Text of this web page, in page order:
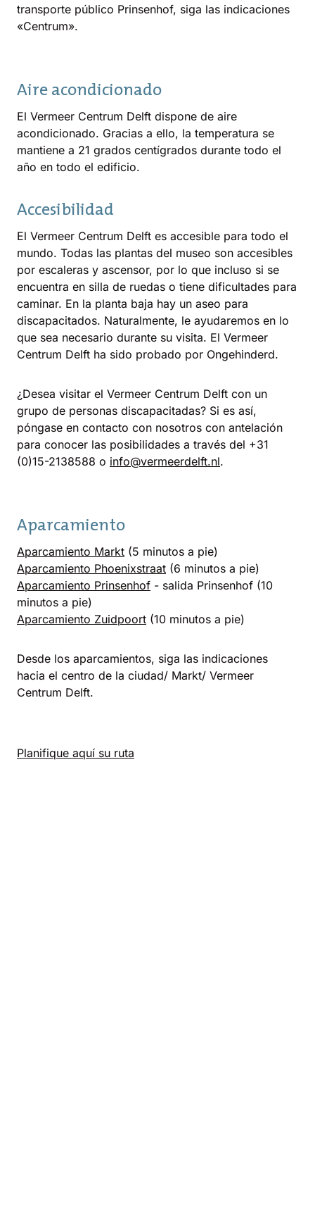
transporte público Prinsenhof, siga las indicaciones
«Centrum».
Aire acondicionado
El Vermeer Centrum Delft dispone de aire
acondicionado. Gracias a ello, la temperatura se
mantiene a 21 grados centígrados durante todo el
año en todo el edificio.
Accesibilidad
El Vermeer Centrum Delft es accesible para todo el
mundo. Todas las plantas del museo son accesibles
por escaleras y ascensor, por lo que incluso si se
encuentra en silla de ruedas o tiene dificultades para
caminar. En la planta baja hay un aseo para
discapacitados. Naturalmente, le ayudaremos en lo
que sea necesario durante su visita. El Vermeer
Centrum Delft ha sido probado por Ongehinderd.
¿Desea visitar el Vermeer Centrum Delft con un
grupo de personas discapacitadas? Si es así,
póngase en contacto con nosotros con antelación
para conocer las posibilidades a través del +31
(0)15-2138588 o info@vermeerdelft.nl.
Aparcamiento
Aparcamiento Markt (5 minutos a pie)
Aparcamiento Phoenixstraat (6 minutos a pie)
Aparcamiento Prinsenhof - salida Prinsenhof (10
minutos a pie)
Aparcamiento Zuidpoort (10 minutos a pie)
Desde los aparcamientos, siga las indicaciones
hacia el centro de la ciudad/ Markt/ Vermeer
Centrum Delft.
Planifique aquí su ruta